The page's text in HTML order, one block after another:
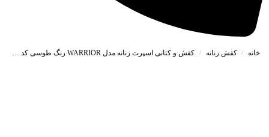
خانه / کفش زنانه / کفش و کتانی اسپرت زنانه مدل WARRIOR رنگ طوسی کد 419453